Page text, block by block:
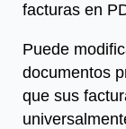
facturas en
Puede
documentos
que sus